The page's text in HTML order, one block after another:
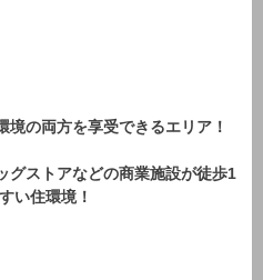
の両方を享受できるエリア！
ストアなどの商業施設が徒歩1
い住環境！